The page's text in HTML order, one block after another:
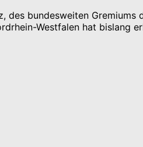
bundesweiten Gremiums
Westfalen hat bislang